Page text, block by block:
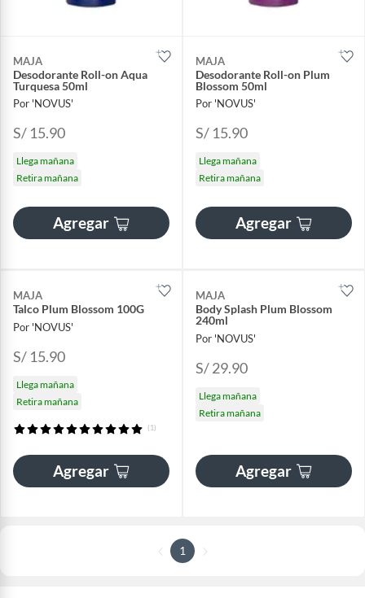
MAJA
Desodorante Roll-on Aqua
Turquesa 50ml
Por 'NOVUS'
S/ 15.90
Llega mañana
Retira mañana
Agregar
MAJA
Desodorante Roll-on Plum
Blossom 50ml
Por 'NOVUS'
S/ 15.90
Llega mañana
Retira mañana
Agregar
MAJA
Talco Plum Blossom 100G
Por 'NOVUS'
S/ 15.90
Llega mañana
Retira mañana
(1)
Agregar
MAJA
Body Splash Plum Blossom
240ml
Por 'NOVUS'
S/ 29.90
Llega mañana
Retira mañana
Agregar
1